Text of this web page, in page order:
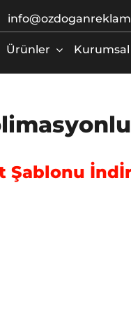
Ürünler Kurumsal
Şablonu